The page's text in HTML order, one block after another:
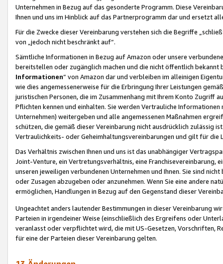
Unternehmen in Bezug auf das gesonderte Programm. Diese
Ihnen und uns im Hinblick auf das Partnerprogramm dar und ersetzt
Für die Zwecke dieser Vereinbarung verstehen sich die Begriffe
von „jedoch nicht beschränkt auf“.
Sämtliche Informationen in Bezug auf Amazon oder unsere
bereitstellen oder zugänglich machen und die nicht öffentlich
Informationen“ von Amazon dar und verbleiben im alleinigen
wie dies angemessenerweise für die Erbringung Ihrer Leistungen
juristischen Personen, die im Zusammenhang mit Ihrem Konto
Pflichten kennen und einhalten. Sie werden Vertrauliche
Unternehmen) weitergeben und alle angemessenen Maßnahmen
schützen, die gemäß dieser Vereinbarung nicht ausdrücklich zulässig
Vertraulichkeits- oder Geheimhaltungsvereinbarungen und gilt für die
Das Verhältnis zwischen Ihnen und uns ist das unabhängiger
Joint-Venture, ein Vertretungsverhältnis, eine Franchisevereinbarung,
unseren jeweiligen verbundenen Unternehmen und Ihnen. Sie sind
oder Zusagen abzugeben oder anzunehmen. Wenn Sie eine andere
ermöglichen, Handlungen in Bezug auf den Gegenstand dieser
Ungeachtet anders lautender Bestimmungen in dieser Vereinbarung
Parteien in irgendeiner Weise (einschließlich des Ergreifens oder
veranlasst oder verpflichtet wird, die mit US-Gesetzen, Vorschriften,
für eine der Parteien dieser Vereinbarung gelten.